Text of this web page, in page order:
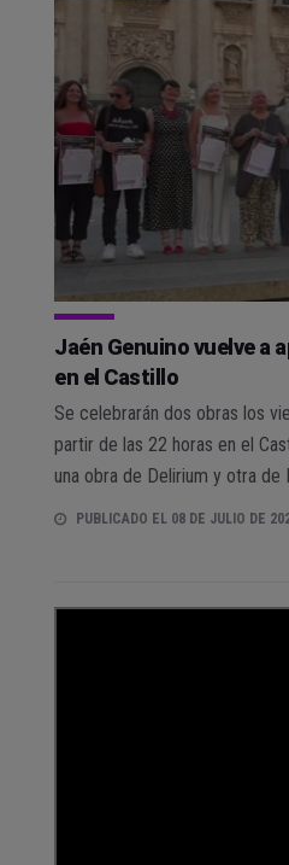
Jaén Genuino vuelve a
en el Castillo
Se celebrarán dos obras los
partir de las 22 horas en el
una obra de Delirium y otra de
PUBLICADO EL 08 DE JULIO DE